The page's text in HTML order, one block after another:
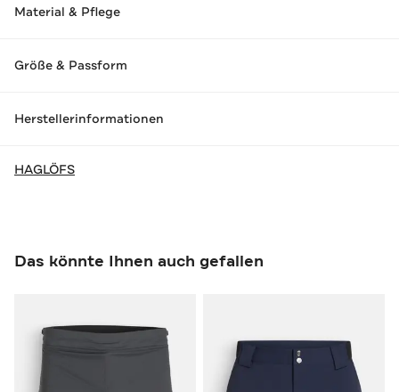
Material & Pflege
Größe & Passform
Herstellerinformationen
HAGLÖFS
Das könnte Ihnen auch gefallen